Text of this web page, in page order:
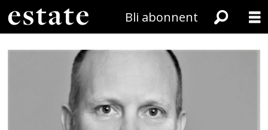
Bli abonnent